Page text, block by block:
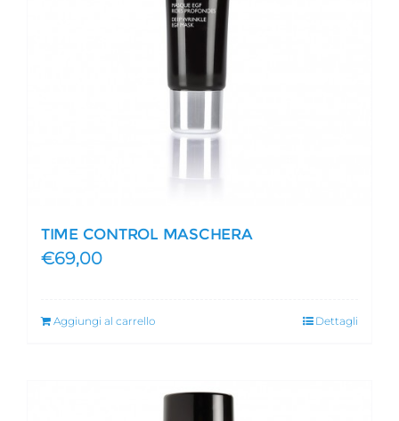
TIME CONTROL MASCHERA
€69,00
Aggiungi al carrello Dettagli